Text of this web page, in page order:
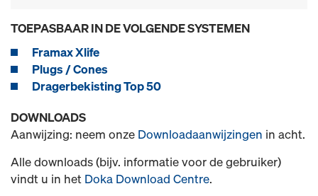
TOEPASBAAR IN DE VOLGENDE SYSTEMEN
Framax Xlife
Plugs / Cones
Dragerbekisting Top 50
DOWNLOADS
Aanwijzing: neem onze Downloadaanwijzingen in acht.
Alle downloads (bijv. informatie voor de gebruiker)
vindt u in het Doka Download Centre.